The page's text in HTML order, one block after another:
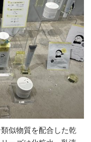
似物質を配合した乾